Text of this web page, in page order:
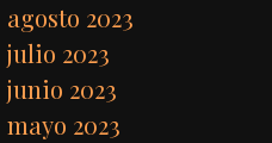
agosto 2023
julio 2023
junio 2023
mayo 2023